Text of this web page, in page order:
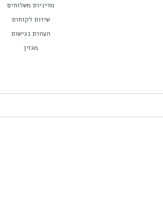
מדיניות משלוחים
שירות לקוחות
הצהרת נגישות
מגזין